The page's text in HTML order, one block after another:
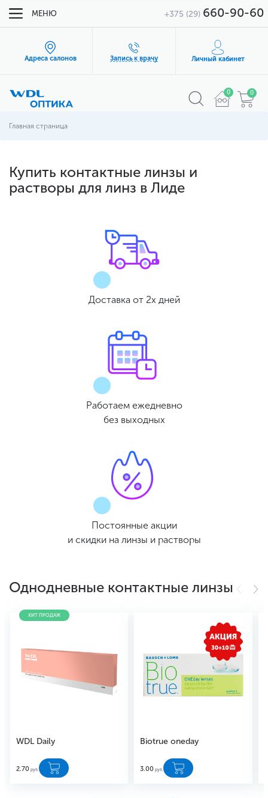
МЕНЮ +375 (29) 660-90-60
Адреса салонов Запись к врачу Личный кабинет
0 0
Главная страница
Купить контактные линзы и
растворы для линз в Лиде
Доставка от 2х дней
Работаем ежедневно
без выходных
Постоянные акции
и скидки на линзы и растворы
Однодневные контактные линзы
WDL Daily
2.70 руб.
ХИТ ПРОДАЖ
Biotrue oneday
3.00 руб.